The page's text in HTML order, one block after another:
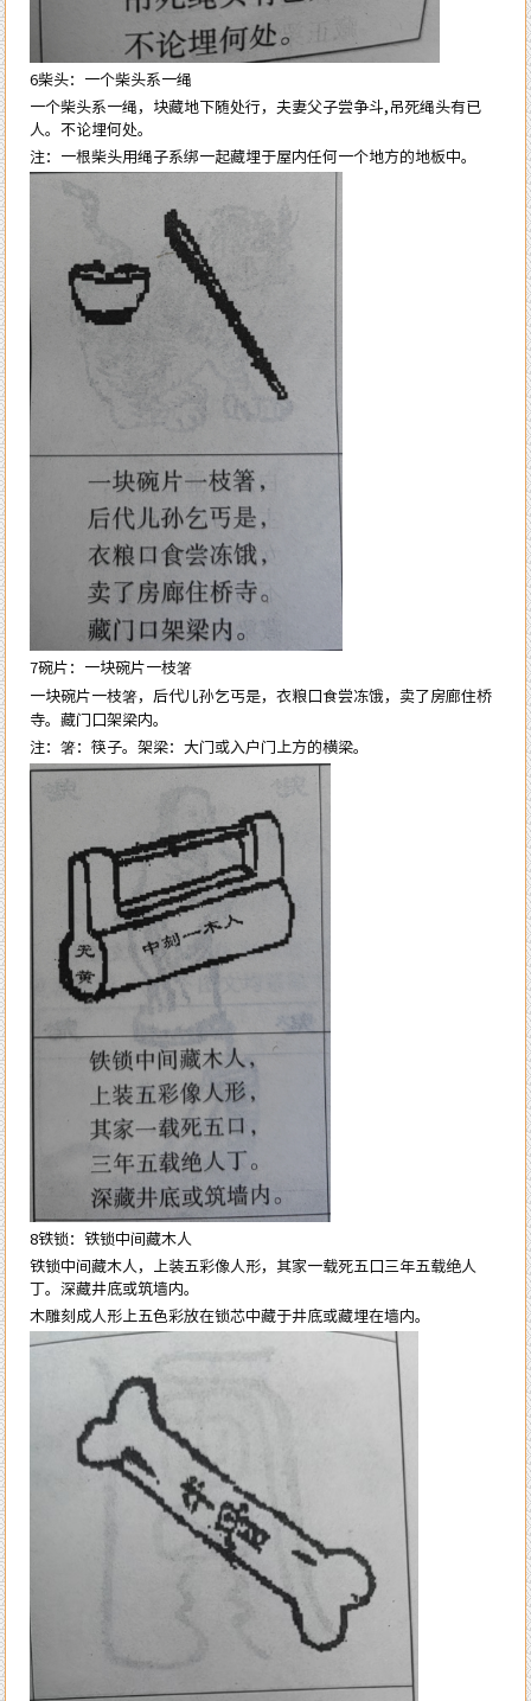
6柴头：一个柴头系一绳
一个柴头系一绳，块藏地下随处行，夫妻父子尝争斗,吊死绳头有已
人。不论埋何处。
注：一根柴头用绳子系绑一起藏埋于屋内任何一个地方的地板中。
7碗片：一块碗片一枝箸
一块碗片一枝箸，后代儿孙乞丐是，衣粮口食尝冻饿，卖了房廊住桥
寺。藏门口架梁内。
注：箸：筷子。架梁：大门或入户门上方的横梁。
8铁锁：铁锁中间藏木人
铁锁中间藏木人，上装五彩像人形，其家一载死五口三年五载绝人
丁。深藏井底或筑墙内。
木雕刻成人形上五色彩放在锁芯中藏于井底或藏埋在墙内。